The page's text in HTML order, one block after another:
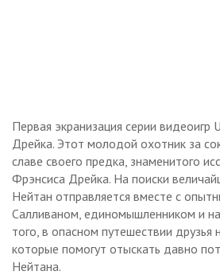
Первая экранизация серии видеоигр
Дрейка. Этот молодой охотник за
славе своего предка, знаменитого
Фрэнсиса Дрейка. На поиски
Нейтан отправляется вместе с
Салливаном, единомышленником и
того, в опасном путешествии друзья
которые помогут отыскать давно
Нейтана.